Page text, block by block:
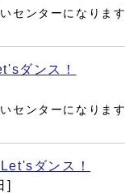
センターになります
ダンス！
センターになります
ダンス！
]